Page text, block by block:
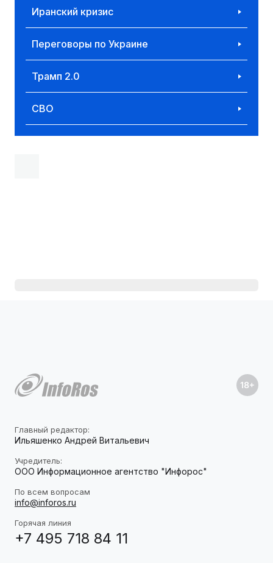
Иранский кризис
Переговоры по Украине
Трамп 2.0
СВО
Главный редактор:
Ильяшенко Андрей Витальевич
Учредитель:
ООО Информационное агентство "Инфорос"
По всем вопросам
info@inforos.ru
Горячая линия
+7 495 718 84 11